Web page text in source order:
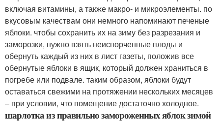
включая витамины, а также макро- и микроэлементы. по
вкусовым качествам они немного напоминают печеные
яблоки. чтобы сохранить их на зиму без разрезания и
заморозки, нужно взять неиспорченные плоды и
обернуть каждый из них в лист газеты, положив все
обернутые яблоки в ящик, который должен храниться в
погребе или подвале. таким образом, яблоки будут
оставаться свежими на протяжении нескольких месяцев
– при условии, что помещение достаточно холодное.
шарлотка из правильно замороженных яблок зимой